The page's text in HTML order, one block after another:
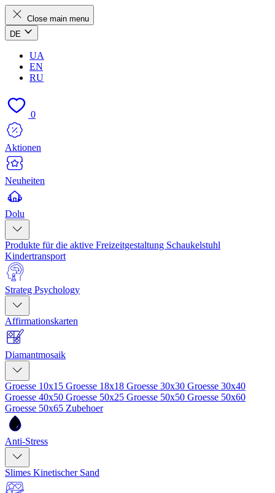
Close main menu
DE
UA
EN
RU
0
Aktionen
Neuheiten
Dolu
Produkte für die aktive Freizeitgestaltung Schaukelstuhl
Kindertransport
Strateg Psychology
Affirmationskarten
Diamantmosaik
Groesse 10x15 Groesse 18x18 Groesse 30x30 Groesse 30x40
Groesse 40x50 Groesse 50x25 Groesse 50x50 Groesse 50x60
Groesse 50x65 Zubehoer
Anti-Stress
Slimes Kinetischer Sand